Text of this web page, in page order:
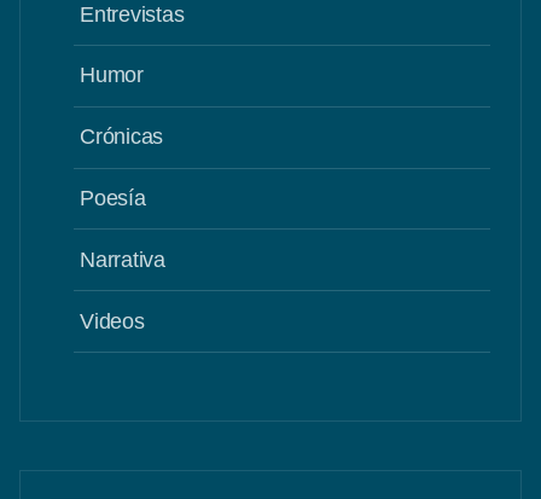
Entrevistas
Humor
Crónicas
Poesía
Narrativa
Videos